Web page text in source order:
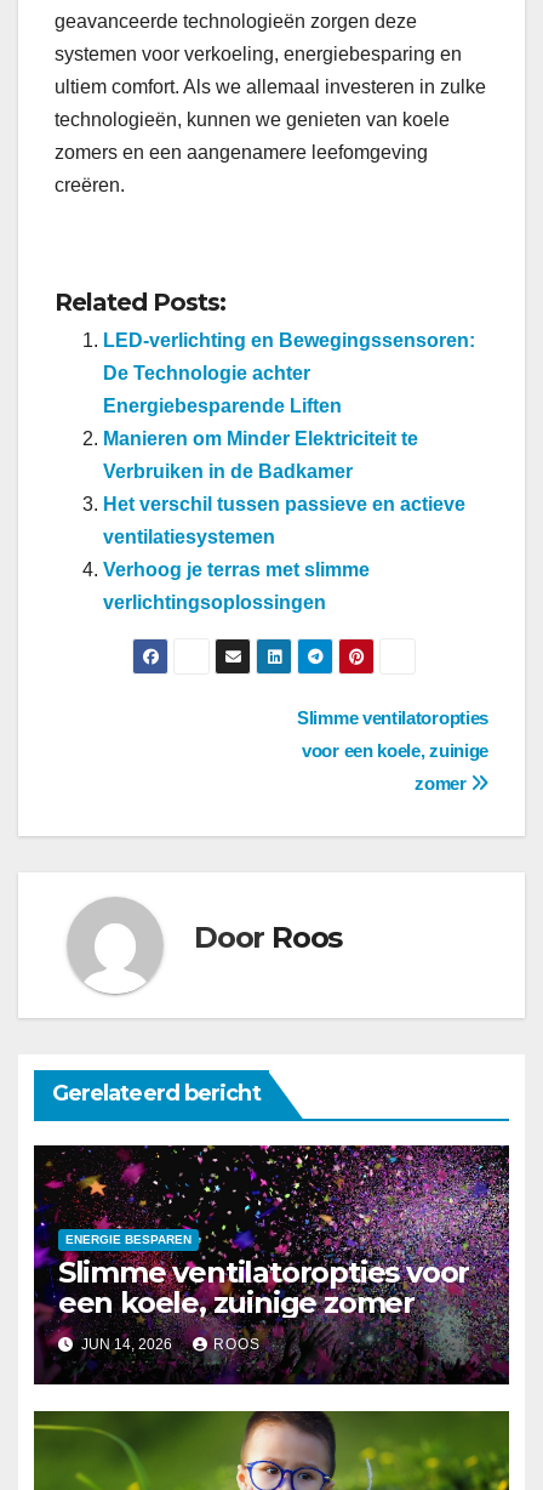
geavanceerde technologieën zorgen deze
systemen voor verkoeling, energiebesparing en
ultiem comfort. Als we allemaal investeren in zulke
technologieën, kunnen we genieten van koele
zomers en een aangenamere leefomgeving
creëren.
Related Posts:
LED-verlichting en Bewegingssensoren:
De Technologie achter
Energiebesparende Liften
Manieren om Minder Elektriciteit te
Verbruiken in de Badkamer
Het verschil tussen passieve en actieve
ventilatiesystemen
Verhoog je terras met slimme
verlichtingsoplossingen
BerichtnavigatieSlimme ventilatoropties
voor een koele, zuinige
zomer
Door Roos
Gerelateerd bericht
ENERGIE BESPAREN
Slimme ventilatoropties voor
een koele, zuinige zomer
JUN 14, 2026 ROOS